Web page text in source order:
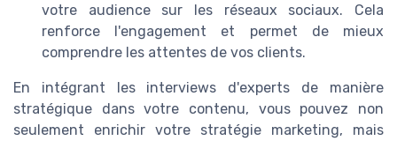
votre audience sur les réseaux sociaux. Cela
renforce l'engagement et permet de mieux
comprendre les attentes de vos clients.
En intégrant les interviews d'experts de manière
stratégique dans votre contenu, vous pouvez non
seulement enrichir votre stratégie marketing, mais